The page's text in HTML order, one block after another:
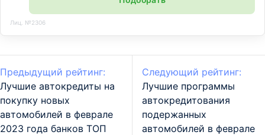
Лиц. №2306
Предыдущий рейтинг:
Лучшие автокредиты на
покупку новых
автомобилей в феврале
2023 года банков ТОП
Следующий рейтинг:
Лучшие программы
автокредитования
подержанных
автомобилей в феврале